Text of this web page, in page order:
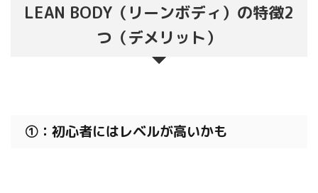
LEAN BODY（リーンボディ）の特徴2
つ（デメリット）
①：初心者にはレベルが高いかも